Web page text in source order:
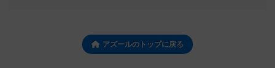
アズールのトップに戻る